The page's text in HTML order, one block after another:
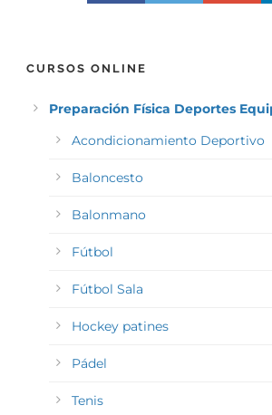
CURSOS ONLINE
Preparación Física Deportes
Acondicionamiento Deportivo
Baloncesto
Balonmano
Fútbol
Fútbol Sala
Hockey patines
Pádel
Tenis